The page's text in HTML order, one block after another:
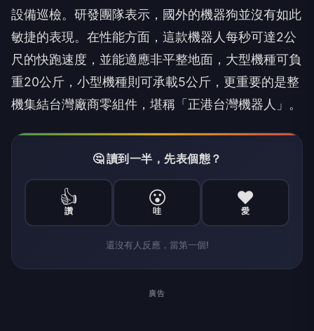
設備巡檢。研發團隊表示，國外的機器狗並沒有如此
敏捷的表現。在性能方面，這款機器人每秒可達2公
尺的快跑速度，並能適應非平整地面，大型機種可負
重20公斤，小型機種則可承載5公斤，更重要的是整
機集結台灣廠商零組件，堪稱「正港台灣機器人」。
🤔 讀到一半，先表個態？
👍
讚
😮
哇
❤️
愛
還沒有人反應，當第一個!
廣告